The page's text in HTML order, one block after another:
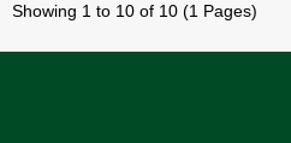
Showing 1 to 10 of 10 (1 Pages)